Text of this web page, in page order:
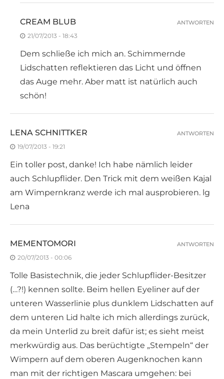
CREAM BLUB
21/07/2013 - 18:43
Dem schließe ich mich an. Schimmernde
Lidschatten reflektieren das Licht und öffnen
das Auge mehr. Aber matt ist natürlich auch
schön!
ANTWORTEN
LENA SCHNITTKER
19/07/2013 - 19:21
Ein toller post, danke! Ich habe nämlich leider
auch Schlupflider. Den Trick mit dem weißen Kajal
am Wimpernkranz werde ich mal ausprobieren. lg
Lena
ANTWORTEN
MEMENTOMORI
20/07/2013 - 00:06
Tolle Basistechnik, die jeder Schlupflider-Besitzer
(…?!) kennen sollte. Beim hellen Eyeliner auf der
unteren Wasserlinie plus dunklem Lidschatten auf
dem unteren Lid halte ich mich allerdings zurück,
da mein Unterlid zu breit dafür ist; es sieht meist
merkwürdig aus. Das berüchtigte „Stempeln“ der
Wimpern auf dem oberen Augenknochen kann
man mit der richtigen Mascara umgehen: bei
ANTWORTEN